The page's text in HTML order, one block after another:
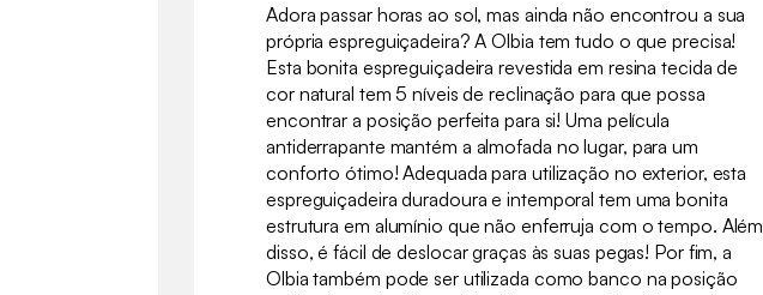
Adora passar horas ao sol, mas ainda não encontrou a sua
própria espreguiçadeira? A Olbia tem tudo o que precisa!
Esta bonita espreguiçadeira revestida em resina tecida de
cor natural tem 5 níveis de reclinação para que possa
encontrar a posição perfeita para si! Uma película
antiderrapante mantém a almofada no lugar, para um
conforto ótimo! Adequada para utilização no exterior, esta
espreguiçadeira duradoura e intemporal tem uma bonita
estrutura em alumínio que não enferruja com o tempo. Além
disso, é fácil de deslocar graças às suas pegas! Por fim, a
Olbia também pode ser utilizada como banco na posição